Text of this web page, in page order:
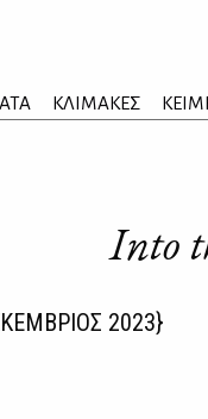
ΚΛΙΜΑΚΕΣ
Into
2023}